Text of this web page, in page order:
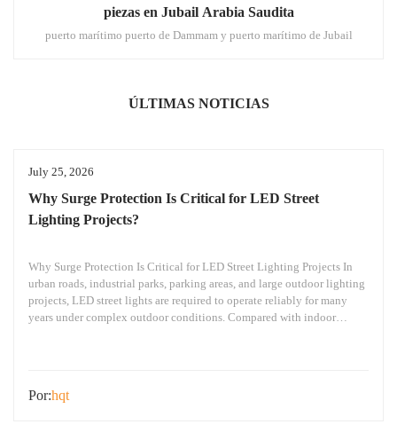
piezas en Jubail Arabia Saudita
puerto marítimo puerto de Dammam y puerto marítimo de Jubail
ÚLTIMAS NOTICIAS
July 25, 2026
Why Surge Protection Is Critical for LED Street
Lighting Projects?
Why Surge Protection Is Critical for LED Street Lighting Projects In
urban roads, industrial parks, parking areas, and large outdoor lighting
projects, LED street lights are required to operate reliably for many
years under complex outdoor conditions. Compared with indoor
Por:hqt